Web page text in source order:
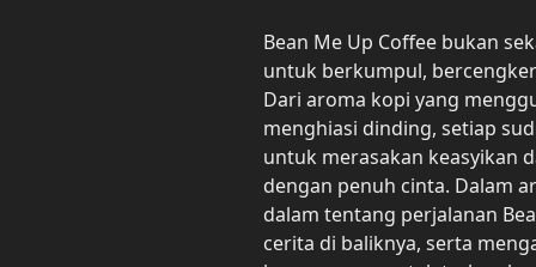
Bean Me Up Coffee bukan
untuk berkumpul,
Dari aroma kopi yang
menghiasi dinding, setiap
untuk merasakan keasyikan
dengan penuh cinta. Dalam
dalam tentang perjalanan
cerita di baliknya, serta